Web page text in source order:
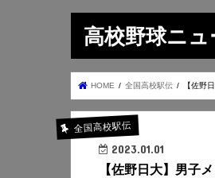
高校野球ニ
HOME 全国高校駅伝 【佐野
全国高校駅伝
2023.01.01
【佐野日大】男子